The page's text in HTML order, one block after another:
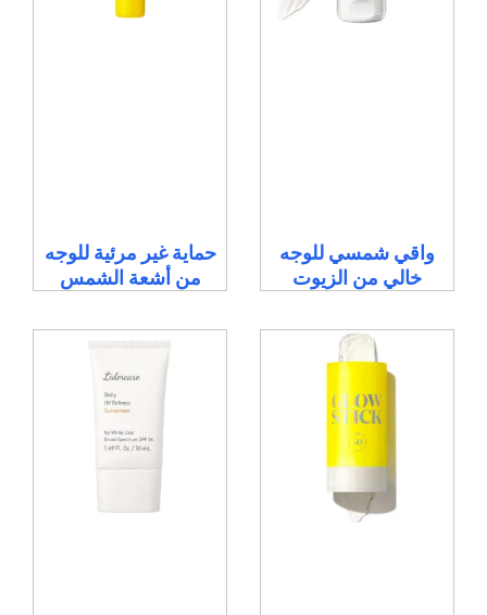
واقي شمسي للوجه
خالي من الزيوت
حماية غير مرئية للوجه
من أشعة الشمس